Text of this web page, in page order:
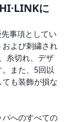
に
事項としてい
よび刺繍され
糸切れ、デザ
また、5回以
も装飾が損な
へのすべての